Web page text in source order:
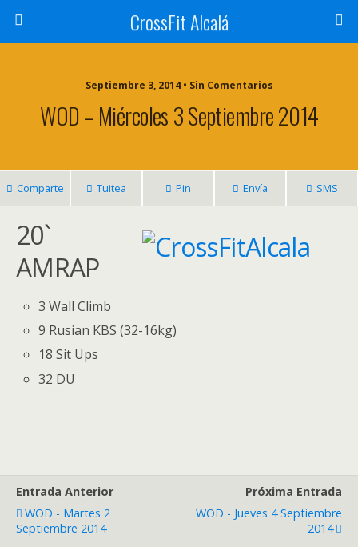
CrossFit Alcalá
Septiembre 3, 2014 • Sin Comentarios
WOD – Miércoles 3 Septiembre 2014
Comparte Tuitea Pin Envía SMS
20`
AMRAP
3 Wall Climb
9 Rusian KBS (32-16kg)
18 Sit Ups
32 DU
Entrada Anterior
WOD - Martes 2
Septiembre 2014
Próxima Entrada
WOD - Jueves 4 Septiembre
2014